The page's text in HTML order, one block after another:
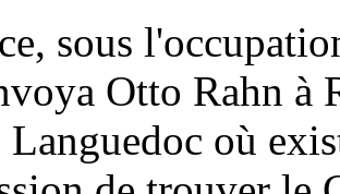
sous
Otto Rahn à
où